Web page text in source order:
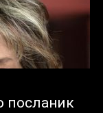
посланик